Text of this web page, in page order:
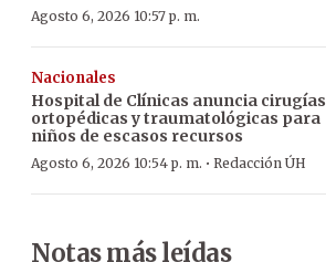
Agosto 6, 2026 10:57 p. m.
Nacionales
Hospital de Clínicas anuncia cirugías
ortopédicas y traumatológicas para
niños de escasos recursos
Agosto 6, 2026 10:54 p. m. · Redacción ÚH
Notas más leídas